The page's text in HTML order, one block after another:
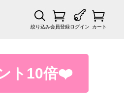
絞り込み会員登録ログイン カート
ト10倍❤️